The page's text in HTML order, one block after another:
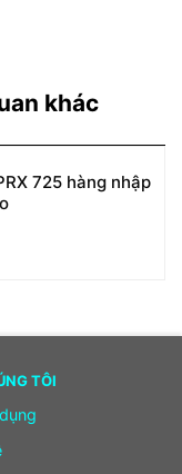
khác
725 hàng nhập
TÔI